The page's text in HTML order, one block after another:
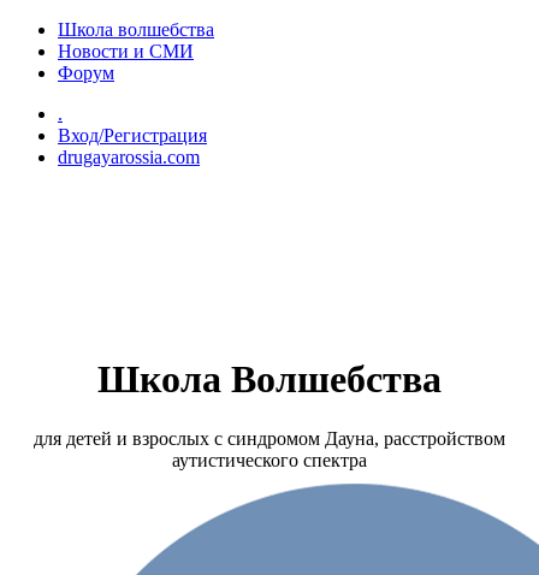
Перейти к основному содержанию
Школа волшебства
Новости и СМИ
Форум
.
Вход/Регистрация
drugayarossia.com
Школа Волшебства
для детей и взрослых с синдромом Дауна, расстройством
аутистического спектра